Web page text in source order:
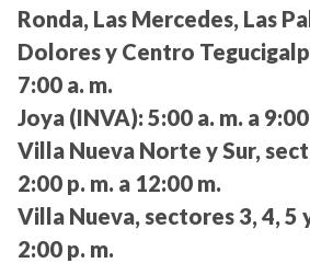
Ronda, Las Mercedes, Las
Dolores y Centro
7:00 a. m.
Joya (INVA): 5:00 a. m. a
Villa Nueva Norte y Sur,
2:00 p. m. a 12:00 m.
Villa Nueva, sectores 3, 4, 5
2:00 p. m.